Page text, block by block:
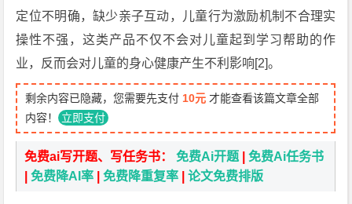
定位不明确，缺少亲子互动，儿童行为激励机制不合理实
操性不强，这类产品不仅不会对儿童起到学习帮助的作
业，反而会对儿童的身心健康产生不利影响[2]。
剩余内容已隐藏，您需要先支付 10元 才能查看该篇文章全部
内容！ 立即支付
免费ai写开题、写任务书：免费Ai开题 |免费Ai任务书
|免费降AI率 |免费降重复率 |论文免费排版